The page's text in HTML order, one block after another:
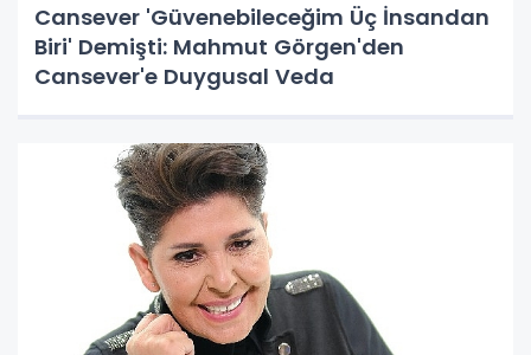
Cansever 'Güvenebileceğim Üç İnsandan
Biri' Demişti: Mahmut Görgen'den
Cansever'e Duygusal Veda